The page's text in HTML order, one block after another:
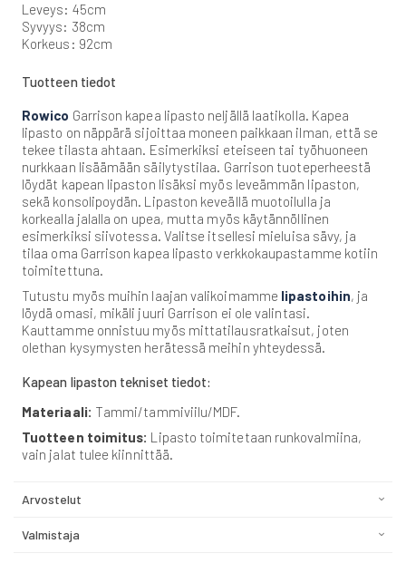
Leveys: 45cm
Syvyys: 38cm
Korkeus: 92cm
Tuotteen tiedot
Rowico Garrison kapea lipasto neljällä laatikolla. Kapea
lipasto on näppärä sijoittaa moneen paikkaan ilman, että se
tekee tilasta ahtaan. Esimerkiksi eteiseen tai työhuoneen
nurkkaan lisäämään säilytystilaa. Garrison tuoteperheestä
löydät kapean lipaston lisäksi myös leveämmän lipaston,
sekä konsolipoydän. Lipaston keveällä muotoilulla ja
korkealla jalalla on upea, mutta myös käytännöllinen
esimerkiksi siivotessa. Valitse itsellesi mieluisa sävy, ja
tilaa oma Garrison kapea lipasto verkkokaupastamme kotiin
toimitettuna.
Tutustu myös muihin laajan valikoimamme lipastoihin, ja
löydä omasi, mikäli juuri Garrison ei ole valintasi.
Kauttamme onnistuu myös mittatilausratkaisut, joten
olethan kysymysten herätessä meihin yhteydessä.
Kapean lipaston tekniset tiedot:
Materiaali: Tammi/tammiviilu/MDF.
Tuotteen toimitus: Lipasto toimitetaan runkovalmiina,
vain jalat tulee kiinnittää.
Arvostelut
Valmistaja